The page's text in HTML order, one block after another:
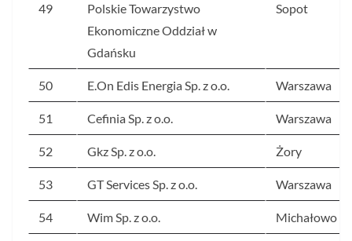
49
Polskie Towarzystwo
Ekonomiczne Oddział w
Gdańsku
Sopot
50 E.On Edis Energia Sp. z o.o. Warszawa
51 Cefinia Sp. z o.o. Warszawa
52 Gkz Sp. z o.o. Żory
53 GT Services Sp. z o.o. Warszawa
54 Wim Sp. z o.o. Michałowo